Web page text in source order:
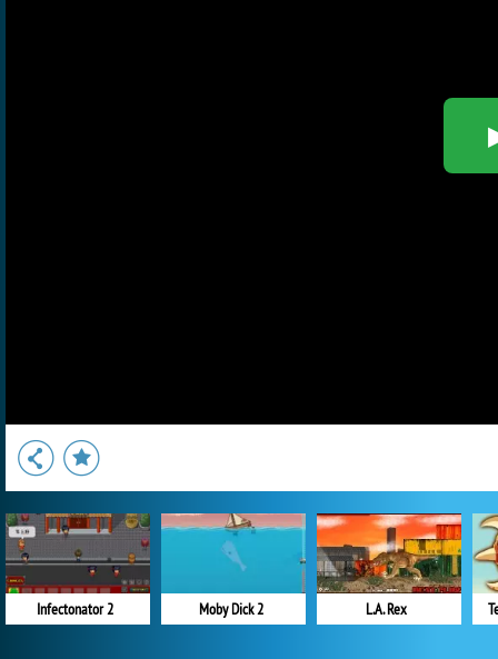
Infectonator 2 Moby Dick 2 L.A. Rex